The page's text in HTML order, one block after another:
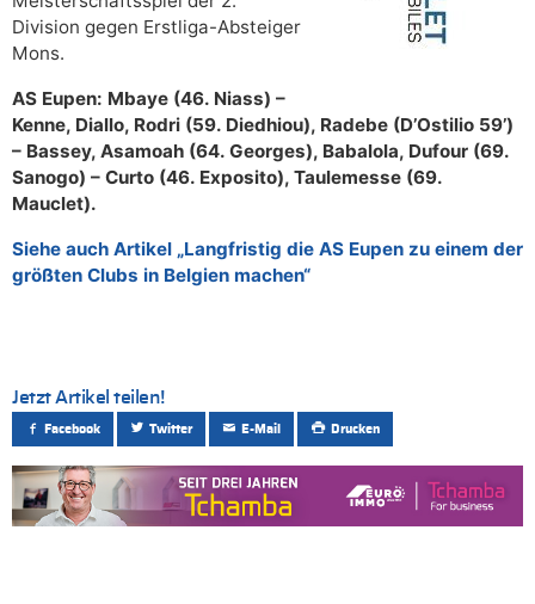
Division gegen Erstliga-Absteiger
Mons.
AS Eupen: Mbaye (46. Niass) –
Kenne, Diallo, Rodri (59. Diedhiou), Radebe (D’Ostilio 59’)
– Bassey, Asamoah (64. Georges), Babalola, Dufour (69.
Sanogo) – Curto (46. Exposito), Taulemesse (69.
Mauclet).
Siehe auch Artikel „Langfristig die AS Eupen zu einem der
größten Clubs in Belgien machen“
Jetzt Artikel teilen!
Facebook Twitter E-Mail Drucken